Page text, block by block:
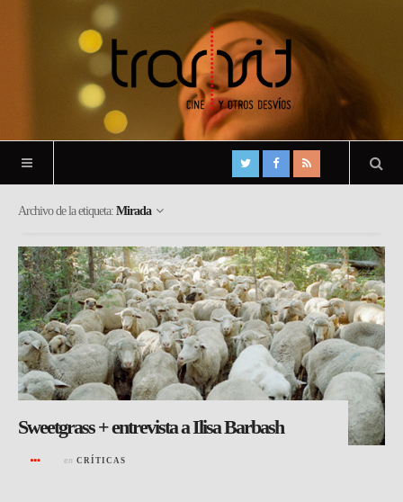
Archivo de la etiqueta: Mirada
Sweetgrass + entrevista a Ilisa Barbash
en CRÍTICAS